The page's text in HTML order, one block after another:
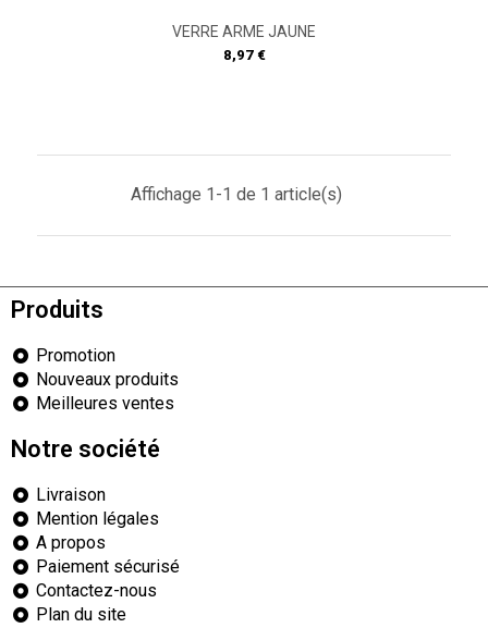
VERRE ARME JAUNE
Prix
8,97 €
Affichage 1-1 de 1 article(s)
Produits
Promotion
Nouveaux produits
Meilleures ventes
Notre société
Livraison
Mention légales
A propos
Paiement sécurisé
Contactez-nous
Plan du site